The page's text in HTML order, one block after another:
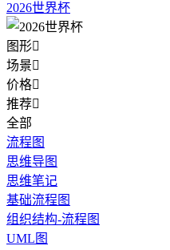
2026世界杯
图形
场景
价格
推荐
全部
流程图
思维导图
思维笔记
基础流程图
组织结构-流程图
UML图